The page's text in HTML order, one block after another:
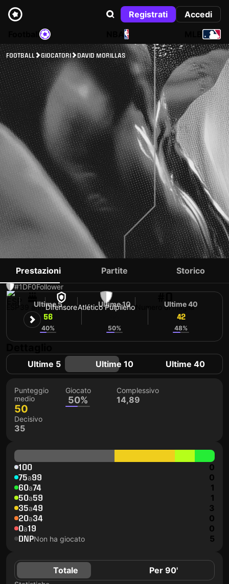
Registrati
Accedi
NBA
FOOTBALL GIOCATORI DAVID MORILLAS
DAVID MORILLAS
#1DF0Follower
39 anniDifensoreAtlético Pulpileño Numero di maglia
Prestazioni Partite Storico
Ultime 5
56
40%
Ultime 10
50%
Ultime 40
42
48%
Ultime 5 Ultime 10 Ultime 40
Punteggio
medio
50
Giocato
50%
Complessivo
14,89
Decisivo
35
100 0
75a99 0
60a74 1
50a59 1
35a49 3
20a34 0
0a19 0
DNPNon ha giocato 5
Totale Per 90'